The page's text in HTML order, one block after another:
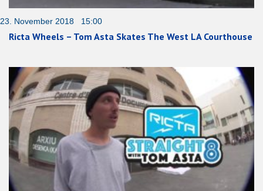
23. November 2018 15:00
Ricta Wheels – Tom Asta Skates The West LA Courthouse